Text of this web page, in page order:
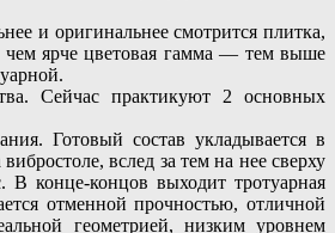
и оригинальнее смотрится плитка,
чем ярче цветовая гамма — тем выше
Сейчас практикуют 2 основных
Готовый состав укладывается в
вслед за тем на нее сверху
В конце-концов выходит тротуарная
отменной прочностью, отличной
геометрией, низким уровнем